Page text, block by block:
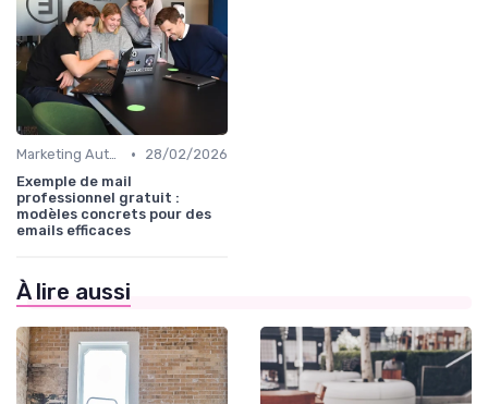
Marketing Automation & CRM •
28/02/2026
Exemple de mail
professionnel gratuit :
modèles concrets pour des
emails efficaces
À lire aussi